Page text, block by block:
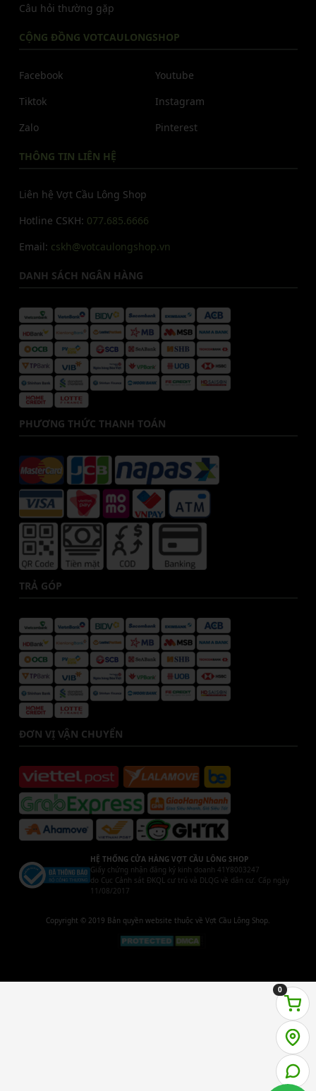
Câu hỏi thường gặp
CỘNG ĐỒNG VOTCAULONGSHOP
Facebook
Tiktok
Zalo
Youtube
Instagram
Pinterest
THÔNG TIN LIÊN HỆ
Liên hệ Vợt Cầu Lông Shop
Hotline CSKH: 077.685.6666
Email: cskh@votcaulongshop.vn
DANH SÁCH NGÂN HÀNG
PHƯƠNG THỨC THANH TOÁN
TRẢ GÓP
ĐƠN VỊ VẬN CHUYỂN
HỆ THỐNG CỬA HÀNG VỢT CẦU LÔNG SHOP
Giấy chứng nhận đăng ký kinh doanh 41Y8003247
do Cục Cảnh sát ĐKQL cư trú và DLQG về dân cư. Cấp ngày
11/08/2017
Copyright © 2019 Bản quyền website thuộc về Vợt Cầu Lông Shop.
0